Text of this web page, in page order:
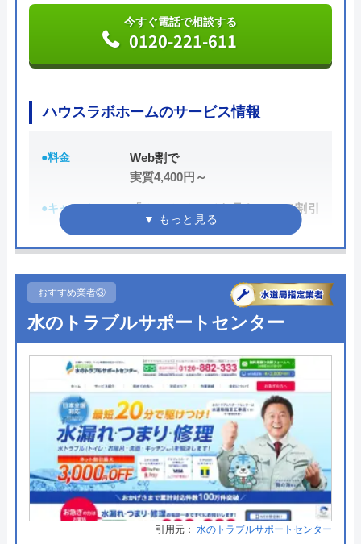
何でも相談できます。
に伝えるようにしましょう。
ないので、相見積もりの際は必ず相談しておきたい
イースマイルの詳細ページはこちら
公式サイトで
料金詳細を見る
今すぐ電話で相談する
0120-091-026
イースマイルの基本情報
運営会社 株式会社イースマイル
代表者 島村禮孝
創業・設立 1992年6月1日創立
今すぐ電話で相談する
0120-221-611
ハウスラボホームのサービス情報
●料金
Web割で
実質4,400円～
●キャンペーン
「ホームページを見た！」で割引
2,000円
●受付時間
●定休日 年中無休
●出張見積もり 出張・見積もり無料
●支払い方法
現金、クレジットカード、コンビ
ニ後払い、QRコード決済
●累計実績
提携先は大手企業との法人契約多
数
●保証・保険
商品保証最長10年・施工保証最長5
年
詳細は公式HPでご確認ください
おすすめ業者③
水のトラブルサポートセンター
引用元： 水のトラブルサポートセンター